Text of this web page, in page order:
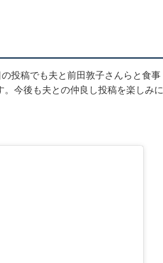
投稿でも夫と前田敦子さんらと食事
今後も夫との仲良し投稿を楽しみに